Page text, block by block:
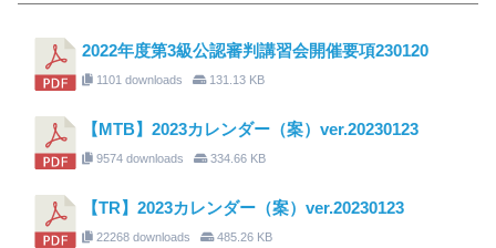
2022年度第3級公認審判講習会開催要項230120
1101 downloads 131.13 KB
【MTB】2023カレンダー（案）ver.20230123
9574 downloads 334.66 KB
【TR】2023カレンダー（案）ver.20230123
22268 downloads 485.26 KB